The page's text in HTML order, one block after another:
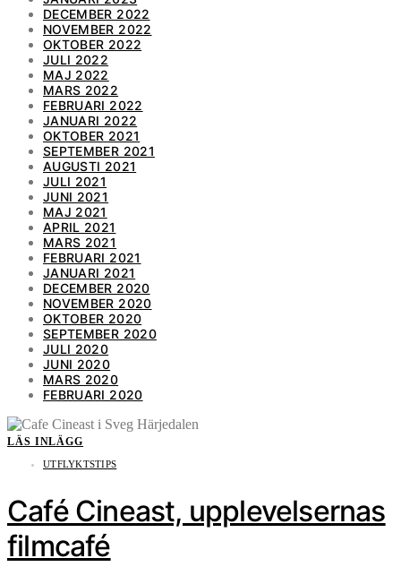
DECEMBER 2022
NOVEMBER 2022
OKTOBER 2022
JULI 2022
MAJ 2022
MARS 2022
FEBRUARI 2022
JANUARI 2022
OKTOBER 2021
SEPTEMBER 2021
AUGUSTI 2021
JULI 2021
JUNI 2021
MAJ 2021
APRIL 2021
MARS 2021
FEBRUARI 2021
JANUARI 2021
DECEMBER 2020
NOVEMBER 2020
OKTOBER 2020
SEPTEMBER 2020
JULI 2020
JUNI 2020
MARS 2020
FEBRUARI 2020
LÄS INLÄGG
UTFLYKTSTIPS
Café Cineast, upplevelsernas
filmcafé